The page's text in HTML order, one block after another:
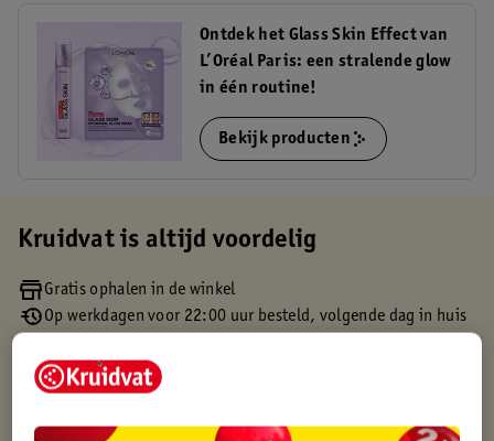
Ontdek het Glass Skin Effect van
L’Oréal Paris: een stralende glow
in één routine!
Bekijk producten
Kruidvat is altijd voordelig
Gratis ophalen in de winkel
Op werkdagen voor 22:00 uur besteld, volgende dag in huis
Gratis retourneren binnen 30 dagen
Gratis punten met je Kruidvat kaart